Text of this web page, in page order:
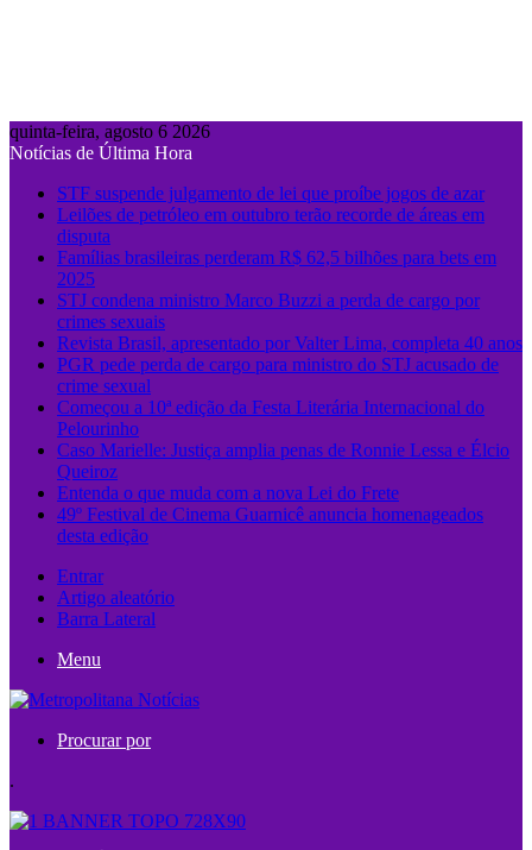
quinta-feira, agosto 6 2026
Notícias de Última Hora
STF suspende julgamento de lei que proíbe jogos de azar
Leilões de petróleo em outubro terão recorde de áreas em
disputa
Famílias brasileiras perderam R$ 62,5 bilhões para bets em
2025
STJ condena ministro Marco Buzzi a perda de cargo por
crimes sexuais
Revista Brasil, apresentado por Valter Lima, completa 40 anos
PGR pede perda de cargo para ministro do STJ acusado de
crime sexual
Começou a 10ª edição da Festa Literária Internacional do
Pelourinho
Caso Marielle: Justiça amplia penas de Ronnie Lessa e Élcio
Queiroz
Entenda o que muda com a nova Lei do Frete
49º Festival de Cinema Guarnicê anuncia homenageados
desta edição
Entrar
Artigo aleatório
Barra Lateral
Menu
Procurar por
.